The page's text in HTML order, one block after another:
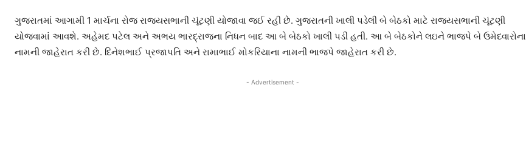
ગુજરાતમાં આગામી 1 માર્ચના રોજ રાજ્યસભાની ચૂંટણી યોજાવા જઈ રહી છે. ગુજરાતની ખાલી પડેલી બે બેઠકો માટે રાજ્યસભાની ચૂંટણી
યોજવામાં આવશે. અહેમદ પટેલ અને અભય ભારદ્રાજના નિધન બાદ આ બે બેઠકો ખાલી પડી હતી. આ બે બેઠકોને લઇને ભાજપે બે ઉમેદવારોના
નામની જાહેરાત કરી છે. દિનેશભાઈ પ્રજાપતિ અને રામાભાઈ મોકરિયાના નામની ભાજપે જાહેરાત કરી છે.
- Advertisement -